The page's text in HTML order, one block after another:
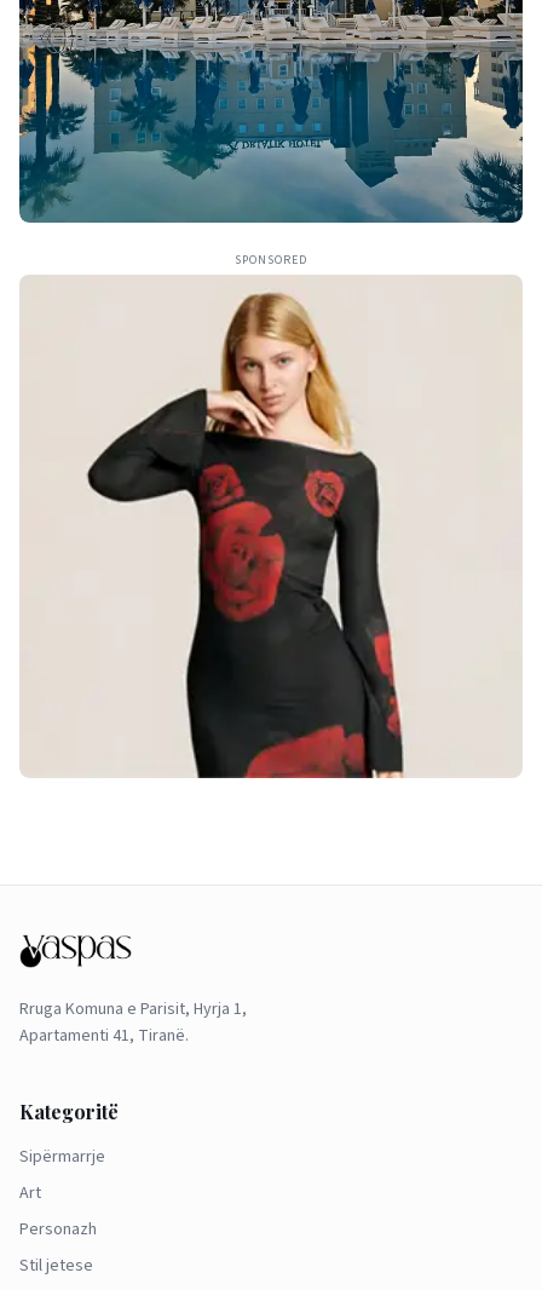
SPONSORED
Rruga Komuna e Parisit, Hyrja 1,
Apartamenti 41, Tiranë.
Kategoritë
Sipërmarrje
Art
Personazh
Stil jetese